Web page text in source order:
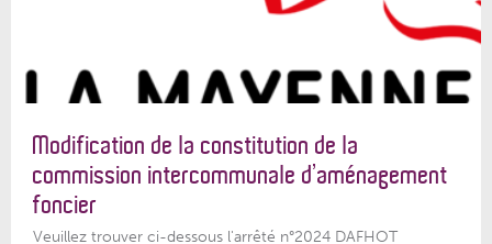
Modification de la constitution de la
commission intercommunale d’aménagement
foncier
Veuillez trouver ci-dessous l'arrêté n°2024 DAFHOT